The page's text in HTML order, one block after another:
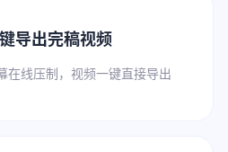
导出完稿视频
在线压制，视频一键直接导出